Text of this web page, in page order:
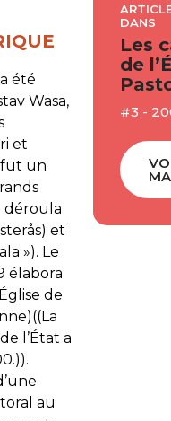
été
Wasa,
et
fut un
déroula
et
»). Le
élabora
de
l’État a
au
DANS
Les
de
#3 -